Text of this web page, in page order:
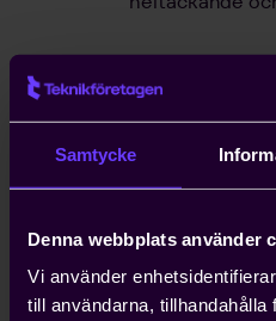
Samtycke
Denna webbplats använder
Vi använder
till användarna,
Hjälp med
av
till ett år.